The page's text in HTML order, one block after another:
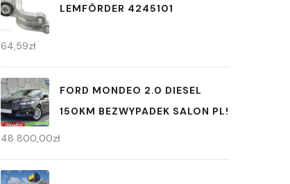
LEMFÖRDER 4245101
64,59zł
FORD MONDEO 2.0 DIESEL
150KM BEZWYPADEK SALON PL!
48 800,00zł